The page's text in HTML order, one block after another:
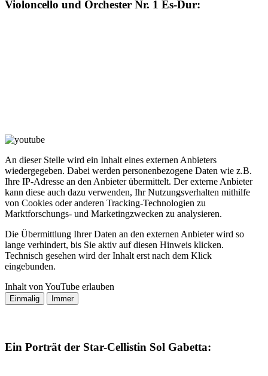
Violoncello und Orchester Nr. 1 Es-Dur:
An dieser Stelle wird ein Inhalt eines externen Anbieters
wiedergegeben. Dabei werden personenbezogene Daten wie z.B.
Ihre IP-Adresse an den Anbieter übermittelt. Der externe Anbieter
kann diese auch dazu verwenden, Ihr Nutzungsverhalten mithilfe
von Cookies oder anderen Tracking-Technologien zu
Marktforschungs- und Marketingzwecken zu analysieren.
Die Übermittlung Ihrer Daten an den externen Anbieter wird so
lange verhindert, bis Sie aktiv auf diesen Hinweis klicken.
Technisch gesehen wird der Inhalt erst nach dem Klick
eingebunden.
Inhalt von YouTube erlauben
Ein Porträt der Star-Cellistin Sol Gabetta: